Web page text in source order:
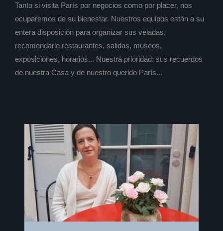
Tanto si visita París por negocios como por placer, nos
ocuparemos de su bienestar. Nuestros equipos están a su
entera disposición para organizar sus veladas,
recomendarle restaurantes, salidas, museos,
exposiciones, horarios... Nuestra prioridad: sus recuerdos
de nuestra Casa y de nuestro querido París...